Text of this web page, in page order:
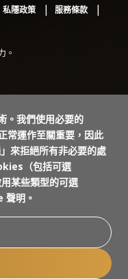
私隱政策
服務條款
。
。我們使用必要的
常運作至關重要，因此
來拒絕所有非必要的處
（包括可選
某些類型的可選
聲明。